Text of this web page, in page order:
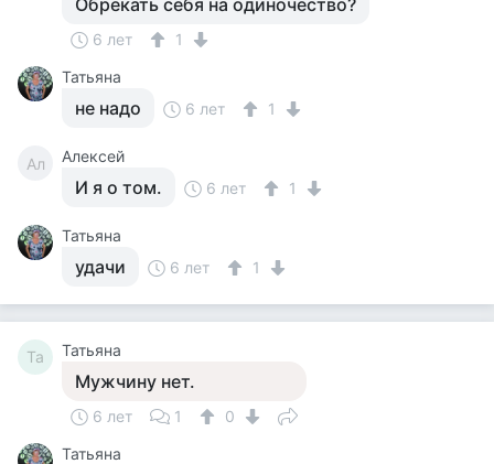
Обрекать себя на одиночество?
6 лет
1
Татьяна
не надо 6 лет 1
Ал Алексей
И я о том. 6 лет 1
Татьяна
удачи 6 лет 1
Та Татьяна
Мужчину нет.
6 лет 1
0
Татьяна